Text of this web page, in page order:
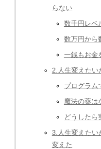
らない
数千円レベ
数万円から
一銭もお金
2.人生変えたい
プログラム
魔法の薬は
どうしたら
3.人生変えたい
変えた